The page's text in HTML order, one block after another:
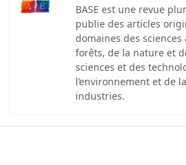
BASE est une revue
publie des articles
domaines des
forêts, de la nature et
sciences et des
l’environnement et de
industries.